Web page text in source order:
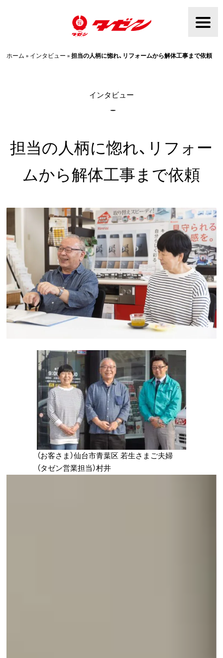
ホーム » インタビュー »担当の人柄に惚れ、リフォームから解体工事まで依頼
インタビュー
担当の人柄に惚れ、リフォー
ムから解体工事まで依頼
（お客さま）仙台市青葉区 若生さまご夫婦
（タゼン営業担当）村井